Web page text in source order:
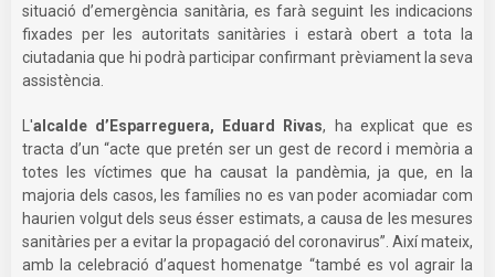
situació d’emergència sanitària, es farà seguint les indicacions
fixades per les autoritats sanitàries i estarà obert a tota la
ciutadania que hi podrà participar confirmant prèviament la seva
assistència.
L'alcalde d’Esparreguera, Eduard Rivas, ha explicat que es
tracta d’un “acte que pretén ser un gest de record i memòria a
totes les víctimes que ha causat la pandèmia, ja que, en la
majoria dels casos, les famílies no es van poder acomiadar com
haurien volgut dels seus ésser estimats, a causa de les mesures
sanitàries per a evitar la propagació del coronavirus”. Així mateix,
amb la celebració d’aquest homenatge “també es vol agrair la